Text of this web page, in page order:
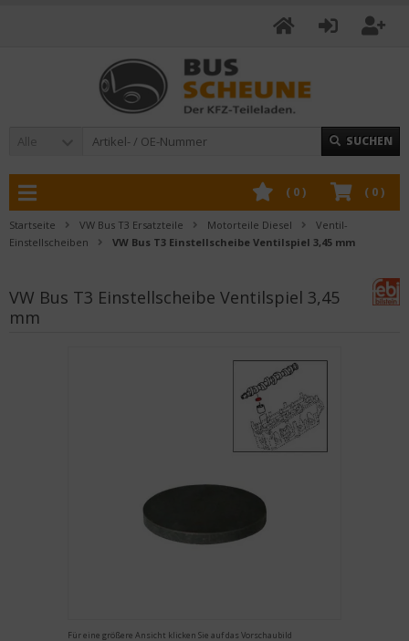
Alle SUCHEN
( 0)
( 0)
Startseite VW Bus T3 Ersatzteile Motorteile Diesel
Ventil-
Einstellscheiben
VW Bus T3 Einstellscheibe Ventilspiel 3,45 mm
VW Bus T3 Einstellscheibe Ventilspiel 3,45
mm
Für eine größere Ansicht klicken Sie auf das Vorschaubild